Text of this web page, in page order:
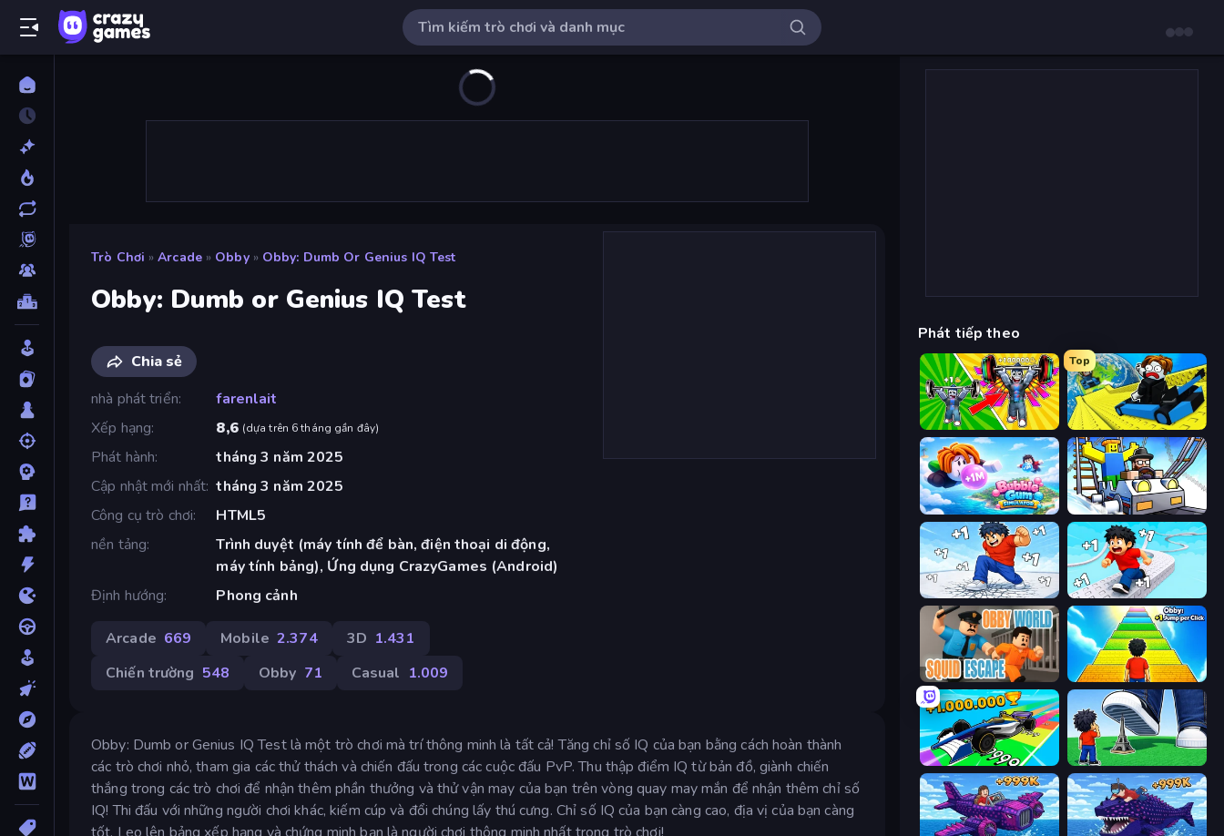
Trò Chơi » Arcade » Obby » Obby: Dumb Or Genius IQ Test
Obby: Dumb or Genius IQ Test
Chia sẻ
nhà phát triển
farenlait
Xếp hạng
8,6 (dựa trên 6 tháng gần đây)
Phát hành
tháng 3 năm 2025
Cập nhật mới nhất tháng 3 năm 2025
Công cụ trò chơi
HTML5
nền tảng
Trình duyệt (máy tính để bàn, điện thoại di động,
máy tính bảng), Ứng dụng CrazyGames (Android)
Định hướng
Phong cảnh
Arcade 669 Mobile 2.374 3D 1.431
Chiến trường 548 Obby 71 Casual 1.009
Obby: Dumb or Genius IQ Test là một trò chơi mà trí thông minh là tất cả! Tăng chỉ số IQ của bạn bằng cách hoàn thành
các trò chơi nhỏ, tham gia các thử thách và chiến đấu trong các cuộc đấu PvP. Thu thập điểm IQ từ bản đồ, giành chiến
thắng trong các trò chơi để nhận thêm phần thưởng và thử vận may của bạn trên vòng quay may mắn để nhận thêm chỉ số
IQ! Thi đấu với những người chơi khác, kiếm cúp và đổi chúng lấy thú cưng. Chỉ số IQ của bạn càng cao, địa vị của bạn càng
tốt. Leo lên bảng xếp hạng và chứng minh bạn là người chơi thông minh nhất trong trò chơi!
Phát tiếp theo
Obby: Gym Simulator, Escape
Top
Cart Ride Danger Mount
Bubble Gum Simulator Obby: Ride Carts
Break a Skyscraper Speed per Click: Obby
Obby: +1 Jump per Click
Obby Car Challenge: Drive Obby: Click and Grow